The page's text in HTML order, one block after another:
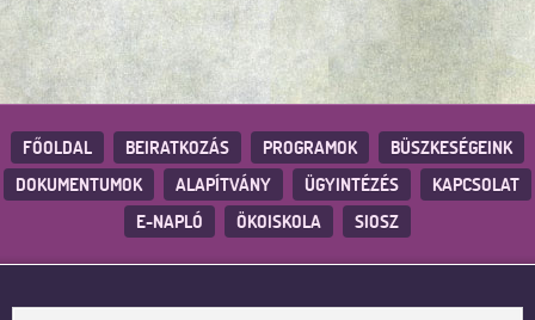
FŐOLDAL BEIRATKOZÁS PROGRAMOK
BÜSZKESÉGEINK
DOKUMENTUMOK
ALAPÍTVÁNY ÜGYINTÉZÉS
KAPCSOLAT
E-NAPLÓ
ÖKOISKOLA SIOSZ